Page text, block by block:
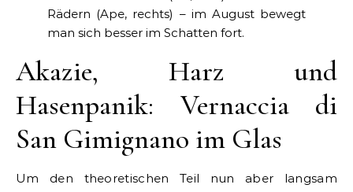
Rädern (Ape, rechts) – im August bewegt
man sich besser im Schatten fort.
Akazie, Harz und
Hasenpanik: Vernaccia di
San Gimignano im Glas
Um den theoretischen Teil nun aber langsam